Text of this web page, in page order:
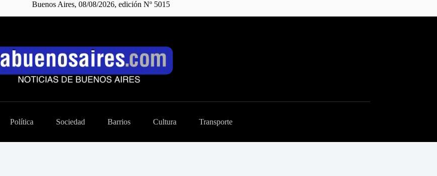
Buenos Aires, 08/08/2026, edición Nº 5015
Política Sociedad Barrios Cultura Transporte